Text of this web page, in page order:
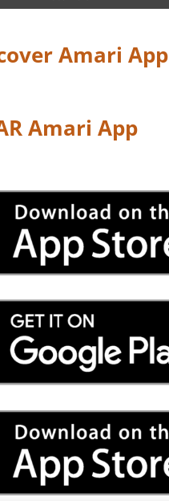
Amari App
Amari App